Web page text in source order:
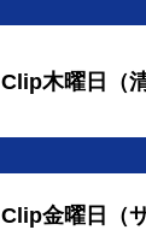
Clip木曜日（
Clip金曜日（